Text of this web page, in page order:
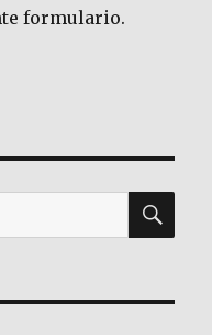
formulario.